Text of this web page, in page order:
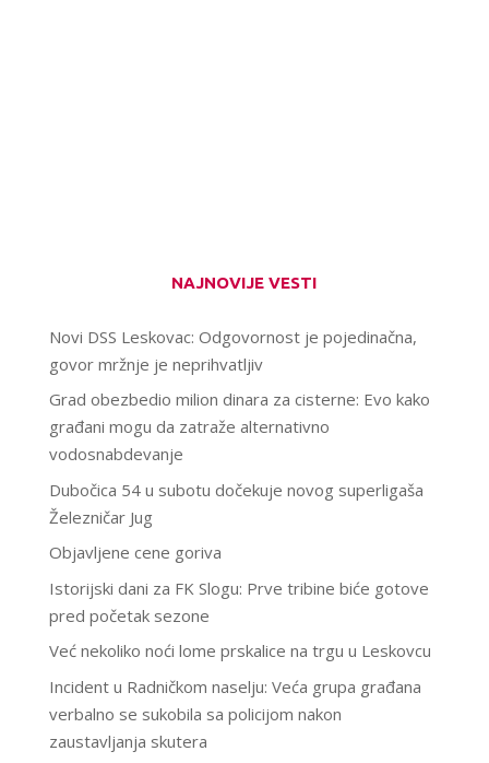
NAJNOVIJE VESTI
Novi DSS Leskovac: Odgovornost je pojedinačna,
govor mržnje je neprihvatljiv
Grad obezbedio milion dinara za cisterne: Evo kako
građani mogu da zatraže alternativno
vodosnabdevanje
Dubočica 54 u subotu dočekuje novog superligaša
Železničar Jug
Objavljene cene goriva
Istorijski dani za FK Slogu: Prve tribine biće gotove
pred početak sezone
Već nekoliko noći lome prskalice na trgu u Leskovcu
Incident u Radničkom naselju: Veća grupa građana
verbalno se sukobila sa policijom nakon
zaustavljanja skutera